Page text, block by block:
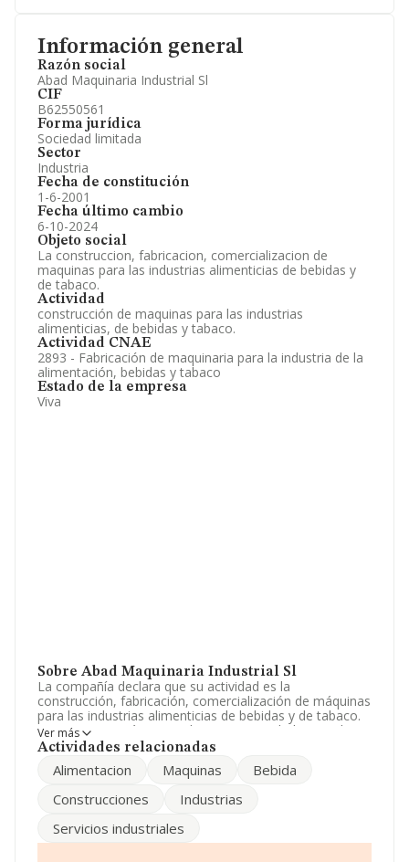
Información general
Razón social
Abad Maquinaria Industrial Sl
CIF
B62550561
Forma jurídica
Sociedad limitada
Sector
Industria
Fecha de constitución
1-6-2001
Fecha último cambio
6-10-2024
Objeto social
La construccion, fabricacion, comercializacion de
maquinas para las industrias alimenticias de bebidas y
de tabaco.
Actividad
construcción de maquinas para las industrias
alimenticias, de bebidas y tabaco.
Actividad CNAE
2893 - Fabricación de maquinaria para la industria de la
alimentación, bebidas y tabaco
Estado de la empresa
Viva
Sobre Abad Maquinaria Industrial Sl
La compañía declara que su actividad es la
construcción, fabricación, comercialización de máquinas
para las industrias alimenticias de bebidas y de tabaco.
La empresa está registrada como Sociedad Limitada.
Clasifica su actividad CNAE como 'Fabricación de
y tabaco', código 2893. La sociedad no tiene actividad
teniendo en cuenta la información a disposición de
INFORMA, ha contado con un número de empleados
Ver más
Actividades relacionadas
Alimentacion Maquinas
Bebida
Construcciones
Industrias
Servicios industriales